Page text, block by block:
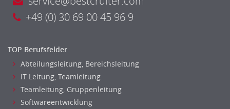
Fertigungstechnik
gebaeude-versorgungs-sicherheitstechnik
Leitung, Teamleitung
Luft- und Raumfahrttechnik
Maschinenbau
Materialwissenschaft
Mechatronik
+49 (0) 30 69 00 45 96 9
TOP Berufsfelder
Abteilungsleitung, Bereichsleitung
IT Leitung, Teamleitung
Teamleitung, Gruppenleitung
Softwareentwicklung